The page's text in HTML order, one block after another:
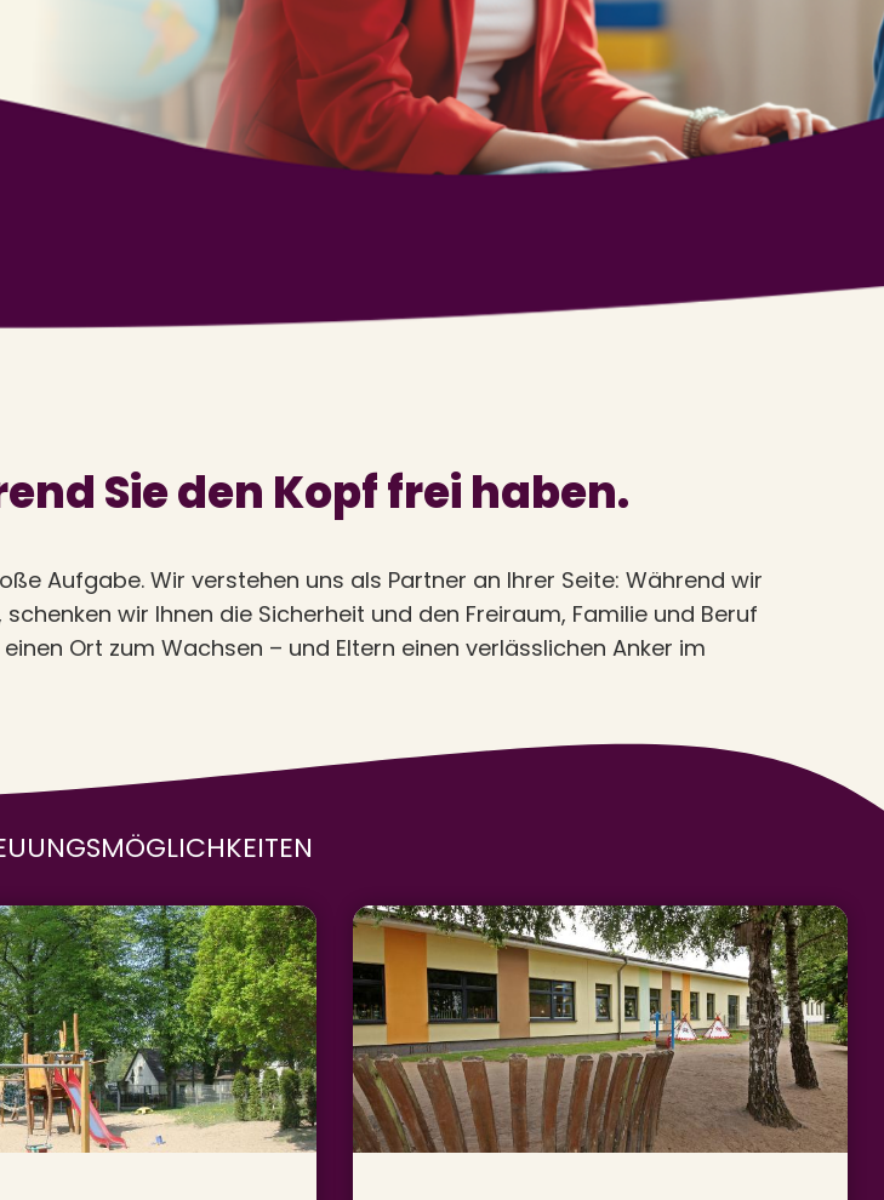
Sie den Kopf frei haben.
Aufgabe. Wir verstehen uns als Partner an Ihrer Seite: Während wir
wir Ihnen die Sicherheit und den Freiraum, Familie und Beruf
Ort zum Wachsen – und Eltern einen verlässlichen Anker im